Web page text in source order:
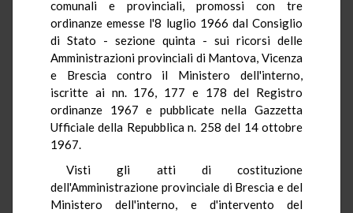
comunali e provinciali, promossi con tre
ordinanze emesse l'8 luglio 1966 dal Consiglio
di Stato - sezione quinta - sui ricorsi delle
Amministrazioni provinciali di Mantova, Vicenza
e Brescia contro il Ministero dell'interno,
iscritte ai nn. 176, 177 e 178 del Registro
ordinanze 1967 e pubblicate nella Gazzetta
Ufficiale della Repubblica n. 258 del 14 ottobre
1967.
Visti gli atti di costituzione
dell'Amministrazione provinciale di Brescia e del
Ministero dell'interno, e d'intervento del